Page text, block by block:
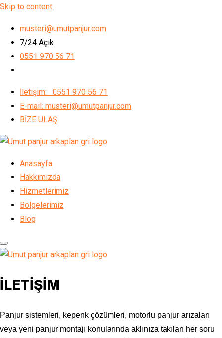
Skip to content
musteri@umutpanjur.com
7/24 Açık
0551 970 56 71
İletişim: 0551 970 56 71
E-mail: musteri@umutpanjur.com
BİZE ULAŞ
Anasayfa
Hakkımızda
Hizmetlerimiz
Bölgelerimiz
Blog
İLETİŞİM
Panjur sistemleri, kepenk çözümleri, motorlu panjur arızaları
veya yeni panjur montajı konularında aklınıza takılan her soru